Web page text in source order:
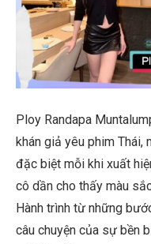
Ploy Randapa
khán giả yêu phim
đặc biệt mỗi khi xuất
cô dần cho thấy màu
Hành trình từ những
câu chuyện của sự bền